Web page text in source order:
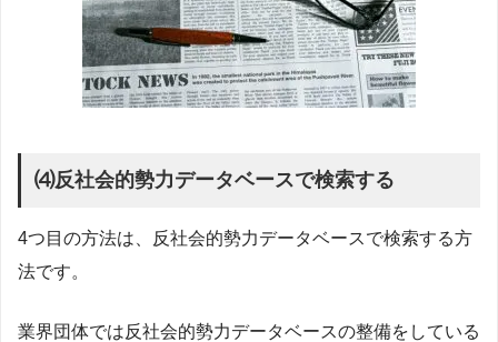
⑷反社会的勢力データベースで検索する
4つ目の方法は、反社会的勢力データベースで検索する方
法です。
業界団体では反社会的勢力データベースの整備をしている